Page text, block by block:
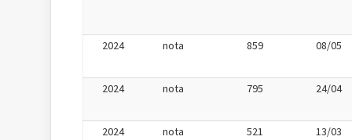
2024 nota 859 08/05
2024 nota 795 24/04
2024 nota 521 13/03